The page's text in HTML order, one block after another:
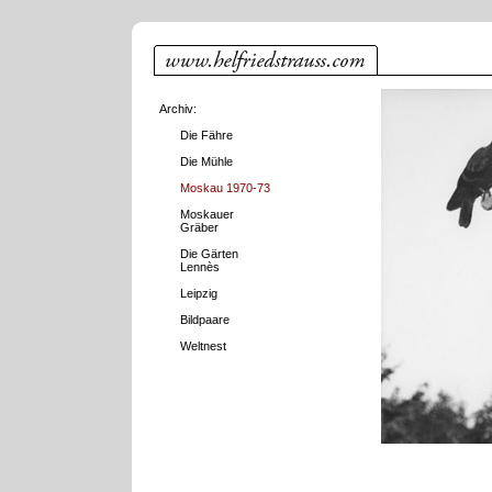
Archiv:
Die Fähre
Die Mühle
Moskau 1970-73
Moskauer
Gräber
Die Gärten
Lennès
Leipzig
Bildpaare
Weltnest